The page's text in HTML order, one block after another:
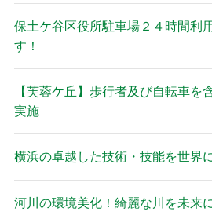
保土ケ谷区役所駐車場２４時間利
す！
【芙蓉ケ丘】歩行者及び自転車を
実施
横浜の卓越した技術・技能を世界
河川の環境美化！綺麗な川を未来